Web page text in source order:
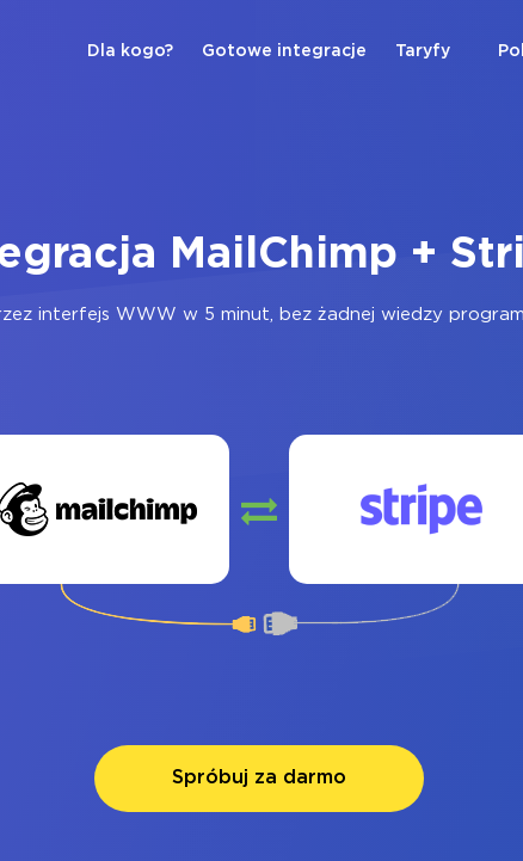
Dla kogo? Gotowe integracje Taryfy
MailChimp +
interfejs WWW w 5 minut, bez żadnej wiedzy
Spróbuj za darmo